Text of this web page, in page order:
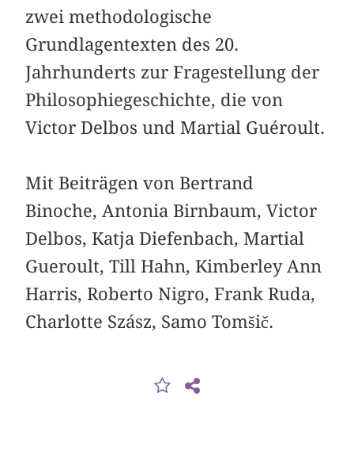
zwei methodologische
Grundlagentexten des 20.
Jahrhunderts zur Fragestellung der
Philosophiegeschichte, die von
Victor Delbos und Martial Guéroult.
Mit Beiträgen von Bertrand
Binoche, Antonia Birnbaum, Victor
Delbos, Katja Diefenbach, Martial
Gueroult, Till Hahn, Kimberley Ann
Harris, Roberto Nigro, Frank Ruda,
Charlotte Szász, Samo Tomšič.